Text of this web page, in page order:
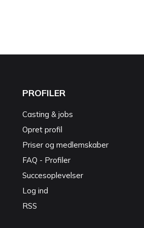
PROFILER
Casting & jobs
Opret profil
Priser og medlemskaber
FAQ - Profiler
Succesoplevelser
Log ind
RSS